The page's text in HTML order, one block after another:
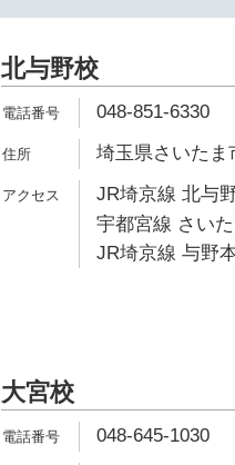
北与野校
048-851-6330
埼玉県さいたま
JR埼京線 北与
宇都宮線 さい
JR埼京線 与野
大宮校
048-645-1030